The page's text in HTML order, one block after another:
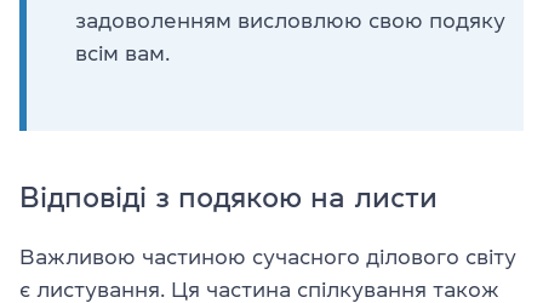
задоволенням висловлюю свою подяку
всім вам.
Відповіді з подякою на листи
Важливою частиною сучасного ділового світу
є листування. Ця частина спілкування також